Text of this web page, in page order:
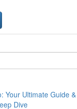
Your Ultimate Guide
Dive